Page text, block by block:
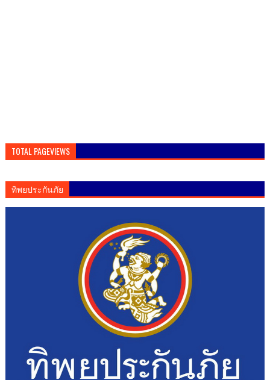
TOTAL PAGEVIEWS
ทิพยประกันภัย